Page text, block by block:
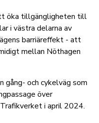
öka tillgängligheten till
i västra delarna av
barriäreffekt - att
mellan Nöthagen
gång- och cykelväg som
över
i april 2024.